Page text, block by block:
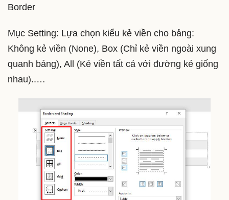
Border
Mục Setting: Lựa chọn kiểu kẻ viền cho bảng:
Không kẻ viền (None), Box (Chỉ kẻ viền ngoài xung
quanh bảng), All (Kẻ viền tất cả với đường kẻ giống
nhau)..…